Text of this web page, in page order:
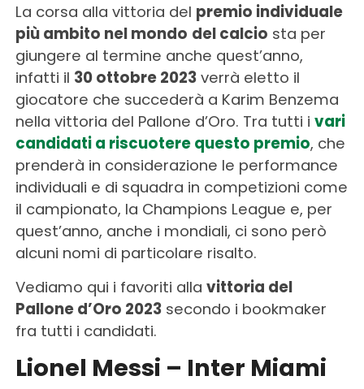
La corsa alla vittoria del premio individuale
più ambito nel mondo del calcio sta per
giungere al termine anche quest’anno,
infatti il 30 ottobre 2023verrà eletto il
giocatore che succederà a Karim Benzema
nella vittoria del Pallone d’Oro. Tra tutti i vari
candidati a riscuotere questo premio, che
prenderà in considerazione le performance
individuali e di squadra in competizioni come
il campionato, la Champions League e, per
quest’anno, anche i mondiali, ci sono però
alcuni nomi di particolare risalto.
Vediamo qui i favoriti alla vittoria del
Pallone d’Oro 2023secondo i bookmaker
fra tutti i candidati.
Lionel Messi – Inter Miami